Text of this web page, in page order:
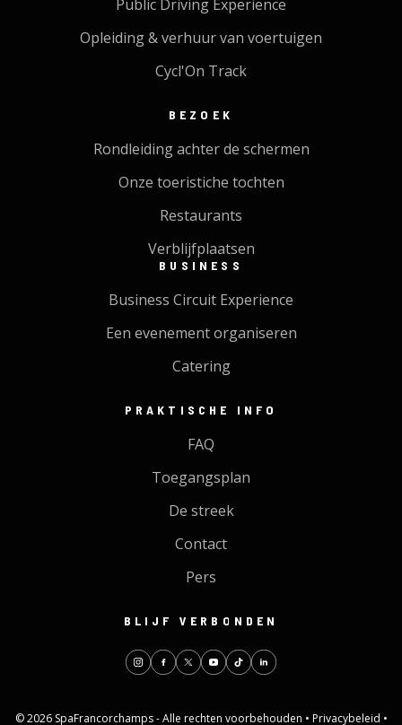
Public Driving Experience
Opleiding & verhuur van voertuigen
Cycl'On Track
BEZOEK
Rondleiding achter de schermen
Onze toeristiche tochten
Restaurants
Verblijfplaatsen
BUSINESS
Business Circuit Experience
Een evenement organiseren
Catering
PRAKTISCHE INFO
FAQ
Toegangsplan
De streek
Contact
Pers
BLIJF VERBONDEN
© 2026 SpaFrancorchamps - Alle rechten voorbehouden • Privacybeleid •